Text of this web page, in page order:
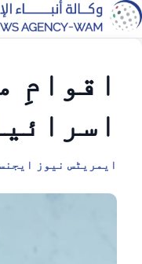
اقوامِ
ایمریٹس نیوز